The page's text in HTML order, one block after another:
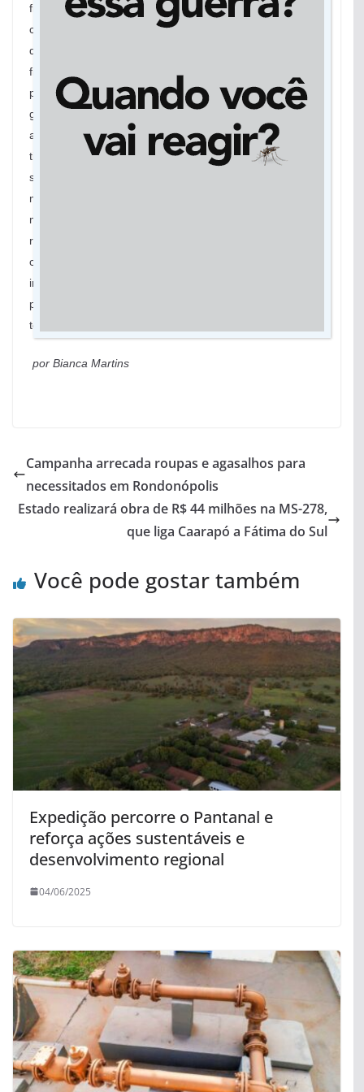
fisioterapia. Eu atribuo três grandes frentes. Primeiro,
cuidar do vírus, segundo a cabeça, trabalhar a questão
da ansiedade e terceiro é a fisioterapia. Tive alta da
fisioterapia 45 dias depois de sair do hospital. Neste
período fiquei fazendo fisio. Não só a respiratória. A
gente sai do hospital muito debilitado, musculatura
atrofiada. Tive dificuldade de segurar meu filho. Não
tinha força, tinha que tomar banho sentado, na primeira
semana principalmente. Isso porque eu tenho recurso,
mas quem precisa da força física para trabalhar? É
muito complicado. As pessoas não tem ideia do que é a
recuperação depois dessa doença. O projeto me tirou
coisas ruins da cabeça. Então eu não dei brecha para
início de depressão ou ansiedade. Estamos analisando a
possibilidade de oferecer ajuda também para o paciente
tenha uma recuperação plena”, analisa.
por Bianca Martins
Campanha arrecada roupas e agasalhos para
necessitados em Rondonópolis
Estado realizará obra de R$ 44 milhões na MS-278,
que liga Caarapó a Fátima do Sul
Você pode gostar também
Expedição percorre o Pantanal e
reforça ações sustentáveis e
desenvolvimento regional
04/06/2025